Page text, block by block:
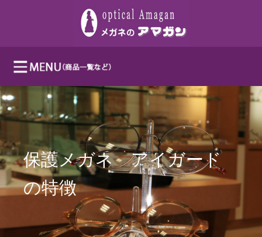
保護メガネ アイガード
の特徴